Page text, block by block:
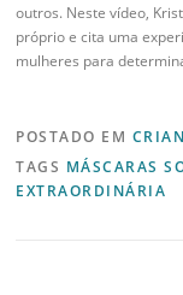
outros. Neste vídeo,
próprio e cita uma
mulheres para
POSTADO EM
TAGS MÁSCARAS
EXTRAORDINÁRIA